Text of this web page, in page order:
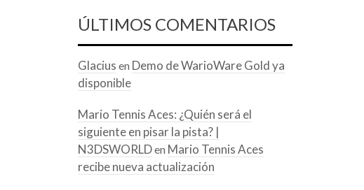
ÚLTIMOS COMENTARIOS
Glacius en Demo de WarioWare Gold ya
disponible
Mario Tennis Aces: ¿Quién será el
siguiente en pisar la pista? |
N3DSWORLDen Mario Tennis Aces
recibe nueva actualización